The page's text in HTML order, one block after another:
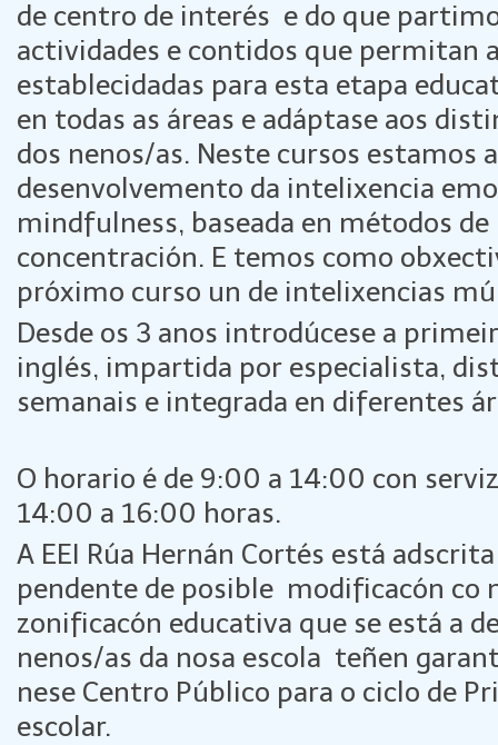
de centro de interés e do que
actividades e contidos que permitan
establecidadas para esta etapa
en todas as áreas e adáptase aos
dos nenos/as. Neste cursos estamos
desenvolvemento da intelixencia
mindfulness, baseada en métodos
concentración. E temos como
próximo curso un de intelixencias
Desde os 3 anos introdúcese a
inglés, impartida por especialista,
semanais e integrada en diferentes
O horario é de 9:00 a 14:00 con
14:00 a 16:00 horas.
A EEI Rúa Hernán Cortés está adscrita
pendente de posible modificacón co
zonificacón educativa que se está a
nenos/as da nosa escola teñen
nese Centro Público para o ciclo de
escolar.